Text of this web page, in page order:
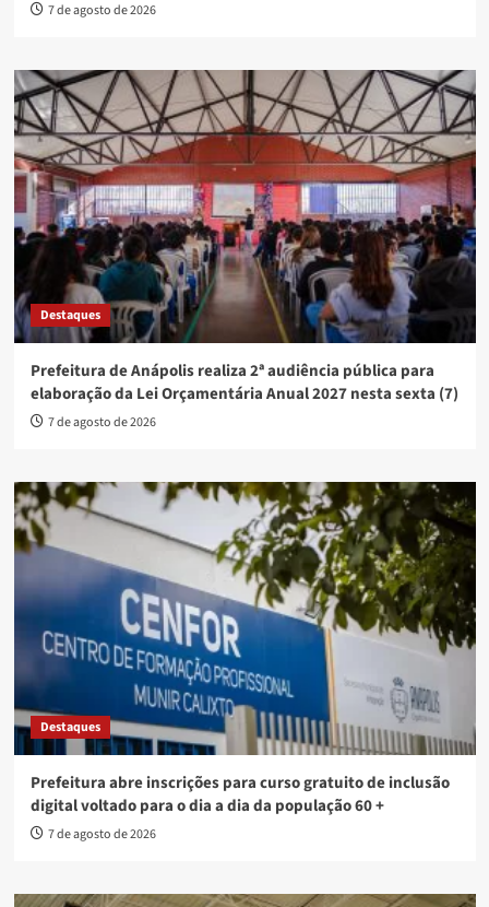
7 de agosto de 2026
Destaques
Prefeitura de Anápolis realiza 2ª audiência pública para
elaboração da Lei Orçamentária Anual 2027 nesta sexta (7)
7 de agosto de 2026
Destaques
Prefeitura abre inscrições para curso gratuito de inclusão
digital voltado para o dia a dia da população 60 +
7 de agosto de 2026